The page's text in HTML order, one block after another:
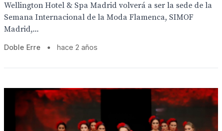
Wellington Hotel & Spa Madrid volverá a ser la sede de la
Semana Internacional de la Moda Flamenca, SIMOF
Madrid,...
Doble Erre • hace 2 años